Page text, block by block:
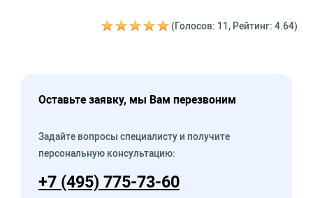
(Голосов: 11, Рейтинг: 4.64)
Оставьте заявку, мы Вам перезвоним
Задайте вопросы специалисту и получите
персональную консультацию:
+7 (495) 775-73-60